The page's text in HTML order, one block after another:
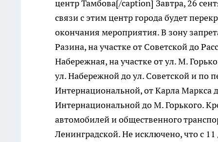
центр Тамбова[/caption] Завтра, 26
связи с этим центр города будет
окончания мероприятия. В зону
Разина, на участке от Советской до
Набережная, на участке от ул. М.
ул. Набережной до ул. Советской и по
Интернациональной, от Карла Маркса
Интернациональной до М. Горького.
автомобилей и общественного
Ленинградской. Не исключено, что с